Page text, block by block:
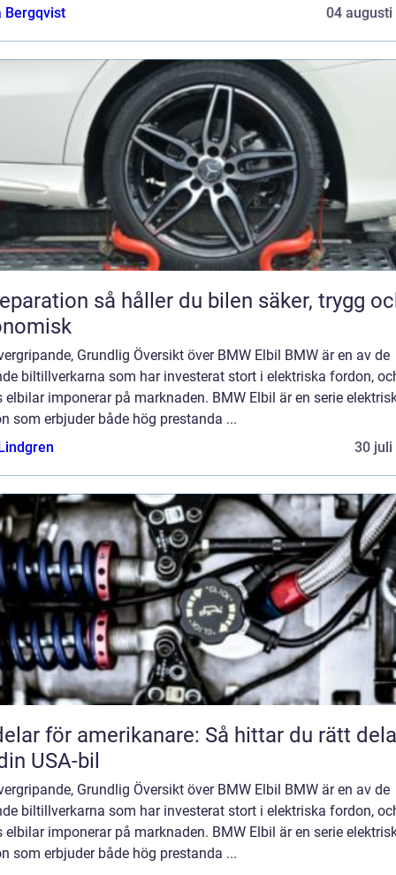
Bergqvist
04 augusti
håller du bilen säker, trygg och
Grundlig Översikt över BMW Elbil BMW är en av de
biltillverkarna som har investerat stort i elektriska fordon,
elbilar imponerar på marknaden. BMW Elbil är en serie
som erbjuder både hög prestanda ...
30 juli
för amerikanare: Så hittar du rätt
USA-bil
Grundlig Översikt över BMW Elbil BMW är en av de
biltillverkarna som har investerat stort i elektriska fordon,
elbilar imponerar på marknaden. BMW Elbil är en serie
som erbjuder både hög prestanda ...